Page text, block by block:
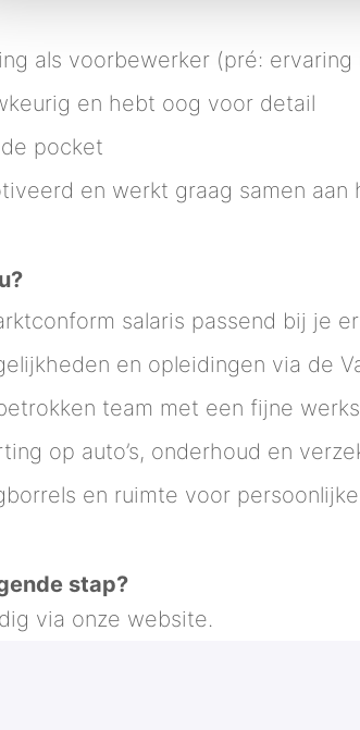
als voorbewerker (pré: ervaring
en hebt oog voor detail
pocket
en werkt graag samen aan
salaris passend bij je
en opleidingen via de
team met een fijne
op auto’s, onderhoud en
en ruimte voor
stap?
via onze website.